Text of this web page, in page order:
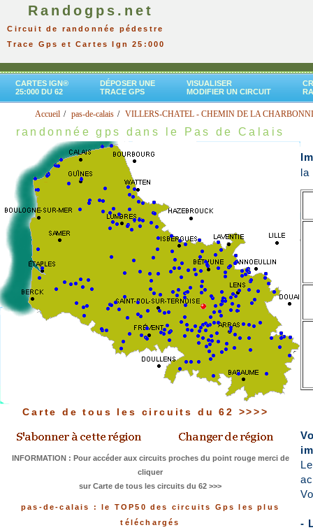
Randogps.net
Circuit de randonnée pédestre
Trace Gps et Cartes Ign 25:000
CARTES IGN®
25:000 DU 62
DÉPOSER UNE
TRACE GPS
VISUALISER
MODIFIER UN CIRCUIT
Accueil pas-de-calais VILLERS-CHATEL - CHEMIN DE LA
randonnée gps dans le Pas de Calais
Carte de tous les circuits du 62 >>>>
INFORMATION : Pour accéder aux circuits proches du point rouge merci de
cliquer
sur Carte de tous les circuits du 62 >>>
pas-de-calais : le TOP50 des circuits Gps les plus
téléchargés
la
-